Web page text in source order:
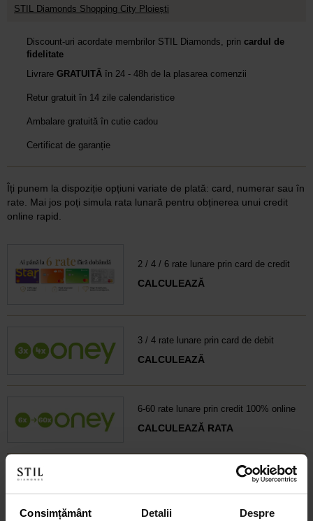
Consimțământ Detalii Despre
STIL Diamonds Shopping City Ploiești
Discount-uri acordate membrilor STIL Diamonds, prin cardul de
fidelitate
Livrare GRATUITĂ în 24 - 48h de la plasarea comenzii
Retur gratuit în 14 zile calendaristice
Ambalare gratuită în cutie cadou
Certificat de garanție
Îți punem la dispoziție opțiuni variate de plată: card, numerar sau în
rate. Mai jos poți simula rata lunară pentru obținerea unui credit
online rapid.
2 / 4 / 6 rate lunare prin card de credit
CALCULEAZĂ
3 / 4 rate lunare prin card de debit
CALCULEAZĂ
6-60 rate lunare prin credit 100% online
CALCULEAZĂ RATA
Credit 100% Online prin UniCredit
CALCULEAZĂ RATA